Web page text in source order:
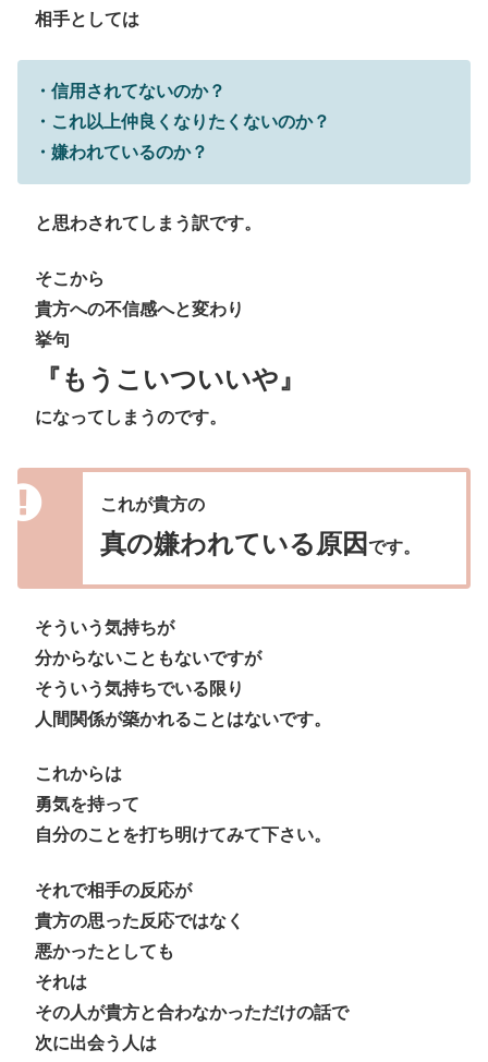
相手としては
・信用されてないのか？
・これ以上仲良くなりたくないのか？
・嫌われているのか？
と思わされてしまう訳です。
そこから
貴方への不信感へと変わり
挙句
『もうこいついいや』
になってしまうのです。
これが貴方の
真の嫌われている原因 です。
そういう気持ちが
分からないこともないですが
そういう気持ちでいる限り
人間関係が築かれることはないです。
これからは
勇気を持って
自分のことを打ち明けてみて下さい。
それで相手の反応が
貴方の思った反応ではなく
悪かったとしても
それは
その人が貴方と合わなかっただけの話で
次に出会う人は